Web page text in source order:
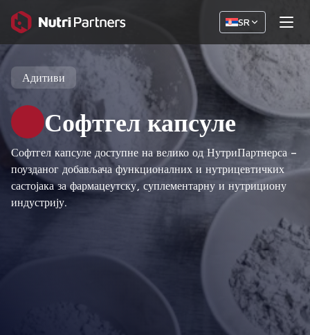
SR
Адитиви
Софтгел капсуле
Софтгел капсуле доступне на велико од НутриПартнерса –
поузданог добављача функционалних и нутрицевтичких
састојака за фармацеутску, суплементарну и нутрициону
индустрију.